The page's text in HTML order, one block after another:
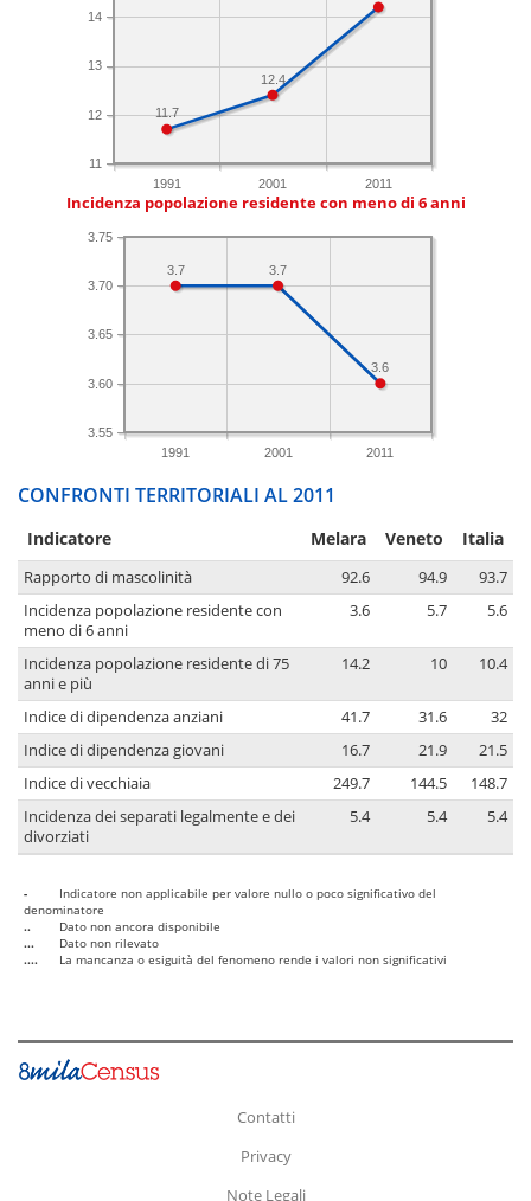
1991 2001 2011
11
12
13
14
12.4
11.7
Incidenza popolazione residente con meno di 6 anni
1991 2001 2011
3.55
3.60
3.65
3.70
3.75
3.6
3.7
3.7
CONFRONTI TERRITORIALI AL 2011
Indicatore Melara Veneto Italia
Rapporto di mascolinità 92.6 94.9
93.7
Incidenza popolazione residente con
meno di 6 anni
3.6 5.7 5.6
Incidenza popolazione residente di 75
anni e più
14.2 10 10.4
Indice di dipendenza anziani 41.7 31.6
32
Indice di dipendenza giovani
16.7 21.9
21.5
Indice di vecchiaia
249.7 144.5
148.7
Incidenza dei separati legalmente e dei
divorziati
5.4 5.4 5.4
-
Indicatore non applicabile per valore nullo o poco significativo del
denominatore
..
Dato non ancora disponibile
...
Dato non rilevato
....
La mancanza o esiguità del fenomeno rende i valori non significativi
Contatti
Privacy
Note Legali